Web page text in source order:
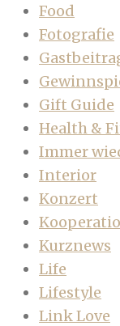
Food
Fotografie
Gift Guide
Health &
Immer
Interior
Konzert
Kurznews
Life
Lifestyle
Link Love